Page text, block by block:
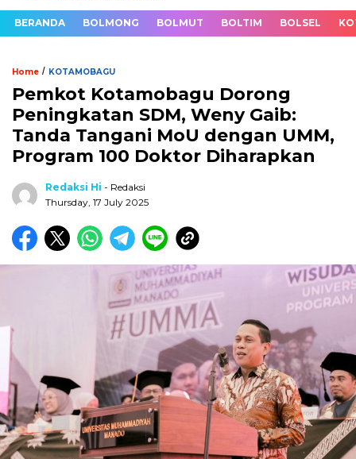
BERANDA BOLMONG BOLMUT BOLTIM BOLSEL
Home / KOTAMOBAGU
Pemkot Kotamobagu Dorong
Peningkatan SDM, Weny Gaib:
Tanda Tangani MoU dengan UMM,
Program 100 Doktor Diharapkan
Redaksi Hi - Redaksi
Thursday, 17 July 2025